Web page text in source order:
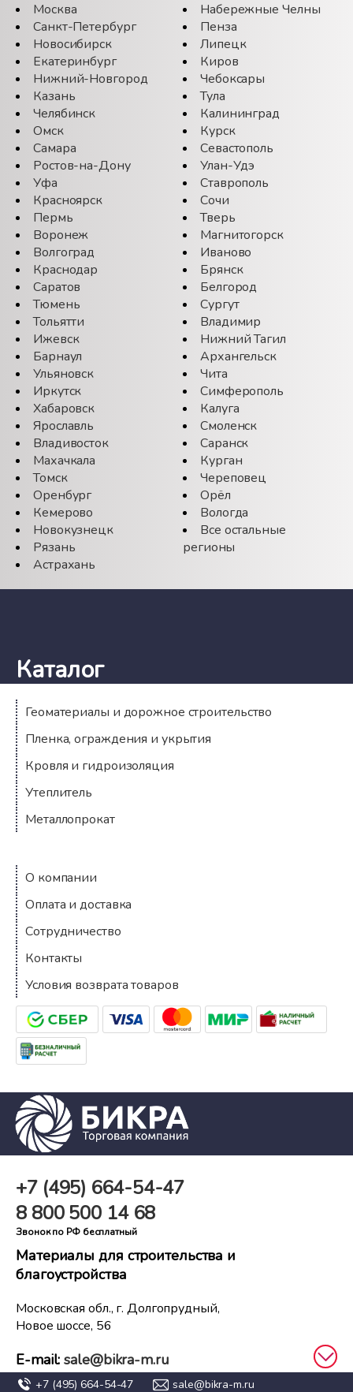
+7 (495) 664-54-47 sale@bikra-m.ru
Москва
Санкт-Петербург
Новосибирск
Екатеринбург
Нижний-Новгород
Казань
Челябинск
Омск
Самара
Ростов-на-Дону
Уфа
Красноярск
Пермь
Воронеж
Волгоград
Краснодар
Саратов
Тюмень
Тольятти
Ижевск
Барнаул
Ульяновск
Иркутск
Хабаровск
Ярославль
Владивосток
Махачкала
Томск
Оренбург
Кемерово
Новокузнецк
Рязань
Астрахань
Набережные Челны
Пенза
Липецк
Киров
Чебоксары
Тула
Калининград
Курск
Севастополь
Улан-Удэ
Ставрополь
Сочи
Тверь
Магнитогорск
Иваново
Брянск
Белгород
Сургут
Владимир
Нижний Тагил
Архангельск
Чита
Симферополь
Калуга
Смоленск
Саранск
Курган
Череповец
Орёл
Вологда
Все остальные
регионы
Каталог
Геоматериалы и дорожное строительство
Пленка, ограждения и укрытия
Кровля и гидроизоляция
Утеплитель
Металлопрокат
Компания
О компании
Оплата и доставка
Сотрудничество
Контакты
Условия возврата товаров
+7 (495) 664-54-47
8 800500 14 68
Звонок по РФ бесплатный
Материалы для строительства и
благоустройства
Московская обл., г. Долгопрудный,
Новое шоссе, 56
E-mail:sale@bikra-m.ru